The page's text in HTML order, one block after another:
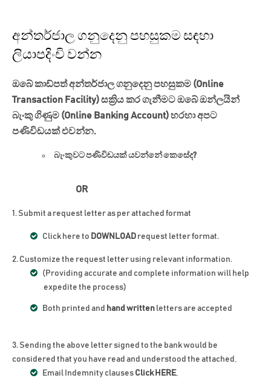
අන්තර්ජාල ගනුදෙනු පහසුකම සඳහා
ලියාපදිංචි වන්න
ඔබේ කාඩ්පත් අන්තර්ජාල ගනුදෙනු පහසුකම (Online
Transaction Facility) සක්‍රිය කර ගැනීමට ඔබේ ඔන්ලයින්
බැංකු ගිණුම (Online Banking Account) හරහා අපට
පණිවිඩයක් එවන්න.
බැංකුවට පණිවිඩයක් යවන්නේ කෙසේද?
OR
Submit a request letter as per attached format
Click here to DOWNLOAD request letter format.
Customize the request letter using relevant information.
(Providing accurate and complete information will help
expedite the process)
Both printed and hand written letters are accepted
Sending the above letter signed to the bank would be
considered that you have read and understood the attached,
Email Indemnity clauses Click HERE,